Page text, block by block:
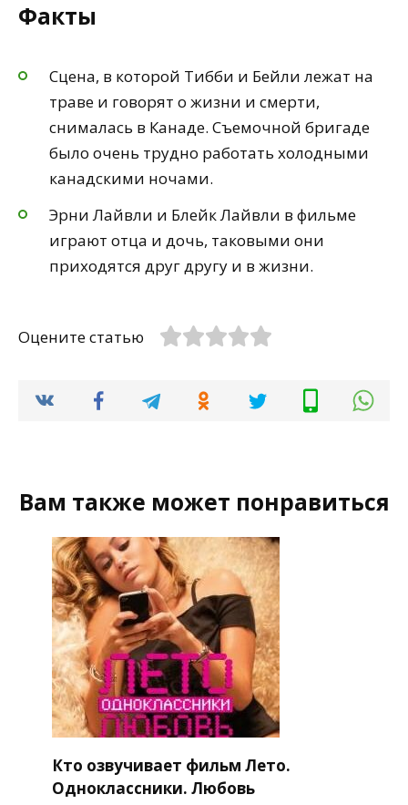
Факты
Сцена, в которой Тибби и Бейли лежат на
траве и говорят о жизни и смерти,
снималась в Канаде. Cъемочной бригаде
было очень трудно работать холодными
канадскими ночами.
Эрни Лайвли и Блейк Лайвли в фильме
играют отца и дочь, таковыми они
приходятся друг другу и в жизни.
Оцените статью
Вам также может понравиться
Кто озвучивает фильм Лето.
Одноклассники. Любовь